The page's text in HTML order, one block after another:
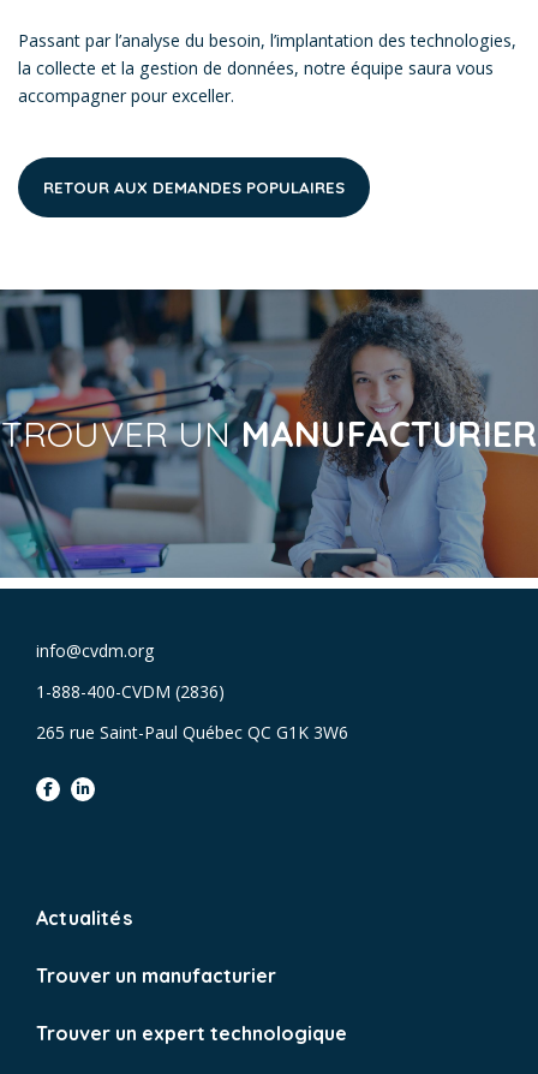
Passant par l’analyse du besoin, l’implantation des technologies,
la collecte et la gestion de données, notre équipe saura vous
accompagner pour exceller.
RETOUR AUX DEMANDES POPULAIRES
TROUVER UNMANUFACTURIER
info@cvdm.org
1-888-400-CVDM (2836)
265 rue Saint-Paul Québec QC G1K 3W6
facebooklinkedin
Actualités
Trouver un manufacturier
Trouver un expert technologique